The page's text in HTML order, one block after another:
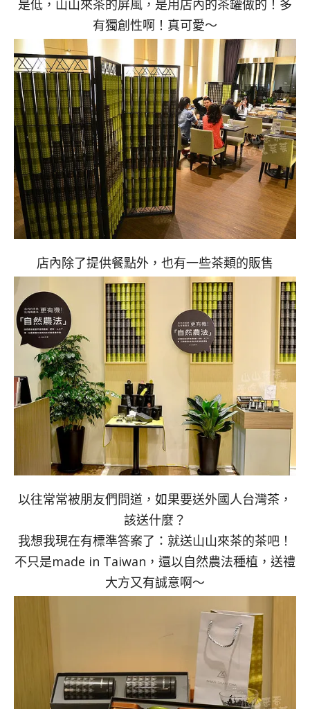
是低，山山來茶的屏風，是用店內的茶罐做的！多
有獨創性啊！真可愛～
店內除了提供餐點外，也有一些茶類的販售
以往常常被朋友們問道，如果要送外國人台灣茶，
該送什麼？
我想我現在有標準答案了：就送山山來茶的茶吧！
不只是made in Taiwan，還以自然農法種植，送禮
大方又有誠意啊～